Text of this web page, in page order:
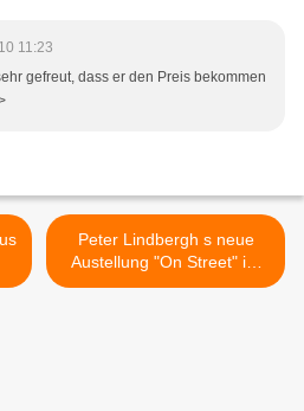
11:23
gefreut, dass er den Preis bekommen
Peter Lindbergh s neue
Austellung "On Street" im
C/O Berlin >